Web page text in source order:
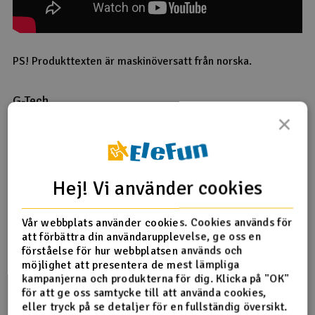
PS! Produkttexten är maskinöversatt från norska.
G-Tech
balanseringskontakten. Här får laddaren information om
batteriet, såsom cellantal, spänning, kapacitet och
tillstånd. Laddarna väljer sedan automatiskt rätt
laddningsprogram och laddningseffekt. Laddningseffekten
kan ändras manuellt efter uppstart vid behov. G-Tech-
kontakten är kompatibel med vanliga LiPo-laddare med en
XH-balanseringsport, så du kan ladda detta batteri på
samma sätt som vanliga LiPo-batterier.
Specifikationer:
Kapacitet:
6200MAh
×
Hej! Vi använder cookies
Vår webbplats använder cookies. Cookies används för
att förbättra din användarupplevelse, ge oss en
förståelse för hur webbplatsen används och
möjlighet att presentera de mest lämpliga
kampanjerna och produkterna för dig. Klicka på "OK"
för att ge oss samtycke till att använda cookies,
eller tryck på se detaljer för en fullständig översikt.